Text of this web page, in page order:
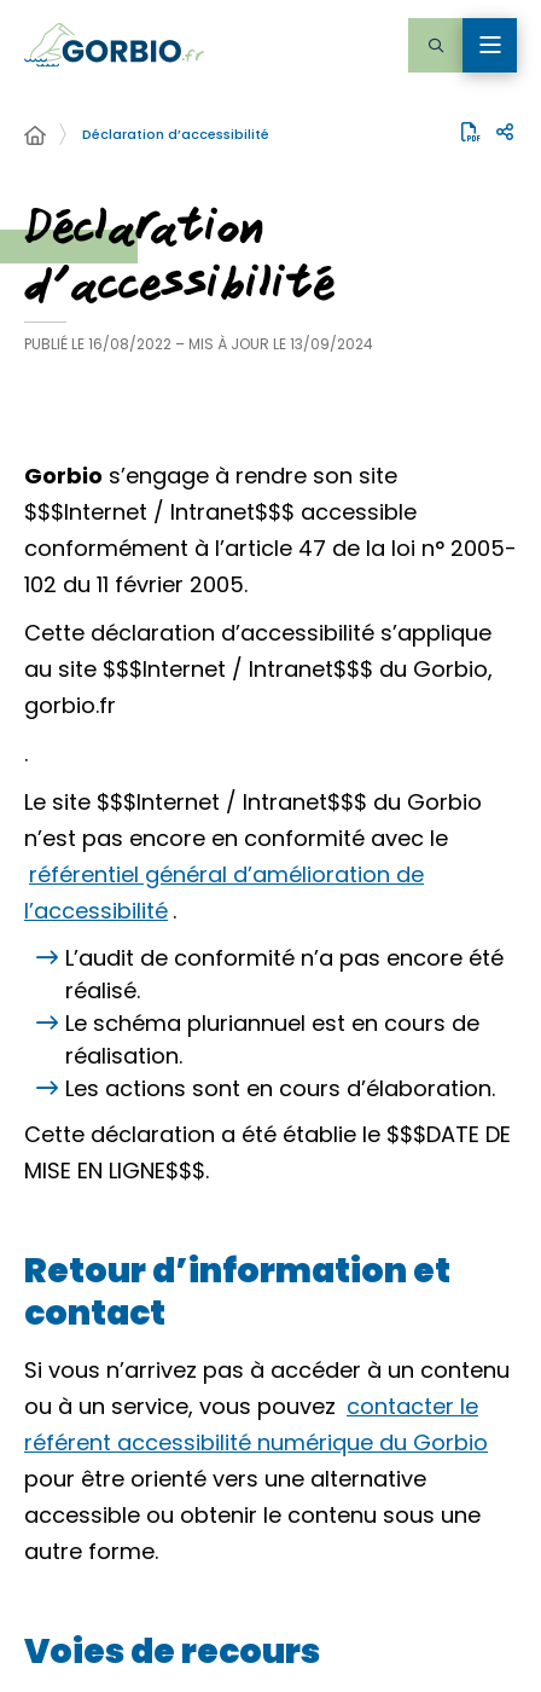
Déclaration d’accessibilité
Déclaration
d’accessibilité
PUBLIÉ LE16/08/2022 – MIS À JOUR LE13/09/2024
Gorbio s’engage à rendre son site
$$$Internet / Intranet$$$ accessible
conformément à l’article 47 de la loi n° 2005-
102 du 11 février 2005.
Cette déclaration d’accessibilité s’applique
au site $$$Internet / Intranet$$$ du Gorbio,
gorbio.fr
.
Le site $$$Internet / Intranet$$$ du Gorbio
n’est pas encore en conformité avec le
référentiel général d’amélioration de
l’accessibilité .
L’audit de conformité n’a pas encore été
réalisé.
Le schéma pluriannuel est en cours de
réalisation.
Les actions sont en cours d’élaboration.
Cette déclaration a été établie le $$$DATE DE
MISE EN LIGNE$$$.
Retour d’information et
contact
Si vous n’arrivez pas à accéder à un contenu
ou à un service, vous pouvez contacter le
référent accessibilité numérique du Gorbio
pour être orienté vers une alternative
accessible ou obtenir le contenu sous une
autre forme.
Voies de recours